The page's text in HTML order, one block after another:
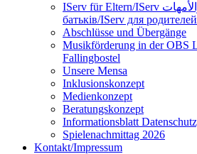
IServ für Eltern/IServ للآباء والأمهات/IServ для
батьків/IServ для
Abschlüsse und Übergänge
Musikförderung in der OBS
Fallingbostel
Unsere Mensa
Inklusionskonzept
Medienkonzept
Beratungskonzept
Informationsblatt
Spielenachmittag 2026
Kontakt/Impressum